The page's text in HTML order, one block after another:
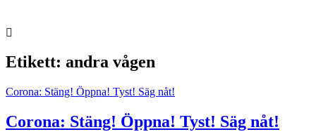
Etikett: andra vågen
Corona: Stäng! Öppna! Tyst! Säg nåt!
Corona: Stäng! Öppna! Tyst! Säg nåt!